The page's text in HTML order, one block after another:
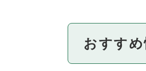
おすすめ